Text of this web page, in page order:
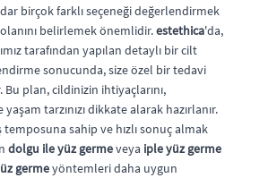
birçok farklı seçeneği değerlendirmek
belirlemek önemlidir.estethica'da,
tarafından yapılan detaylı bir cilt
sonucunda, size özel bir tedavi
plan, cildinizin ihtiyaçlarını,
tarzınızı dikkate alarak hazırlanır.
sahip ve hızlı sonuç almak
dolgu ile yüz germeveya iple yüz germe
germeyöntemleri daha uygun